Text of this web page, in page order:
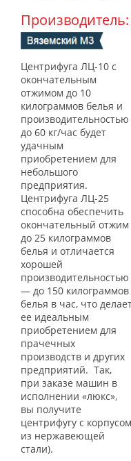
Центрифуга ЛЦ-10 с
окончательным
отжимом до 10
килограммов белья и
производительностью
до 60 кг/час будет
удачным
приобретением для
небольшого
предприятия.
Центрифуга ЛЦ-25
способна обеспечить
окончательный отжим
до 25 килограммов
белья и отличается
хорошей
производительностью
— до 150 килограммов
белья в час, что
ее идеальным
приобретением для
прачечных
производств и других
предприятий. Так,
при заказе машин в
исполнении «люкс»,
вы получите
центрифугу с корпусом
из нержавеющей
стали).